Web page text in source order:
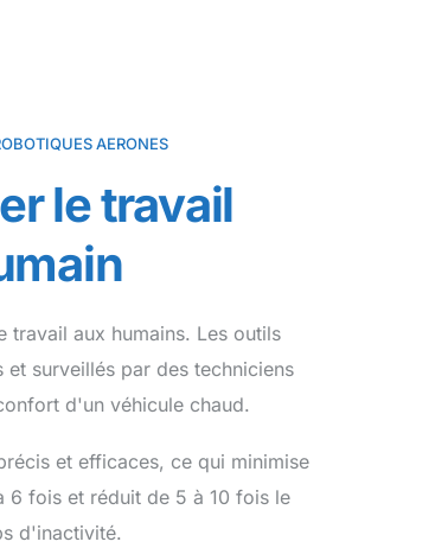
AERONES
le travail
travail aux humains. Les outils
surveillés par des techniciens
d'un véhicule chaud.
et efficaces, ce qui minimise
6 fois et réduit de 5 à 10 fois le
d'inactivité.